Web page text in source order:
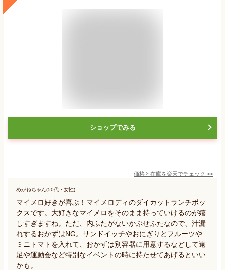
ショップでみる
価格と在庫を楽天でチェック >>
めがねちゃん(50代・女性)
マイメロ好きが喜ぶ！マイメロディのダイカットランチボッ
クスです。大好きなマイメロをそのまま持っていけるのが嬉
しすぎますね。ただ、内ふたがないかぶせふたなので、汁漏
れするおかずはNG。サンドイッチやおにぎりとフルーツや
ミニトマトを入れて、おかずは別容器に用意するなどして遠
足や運動会など特別なイベントの時に持たせてあげるといい
かも。